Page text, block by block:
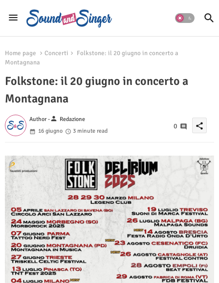
Home page Concerti
Folkstone: il 20 giugno in concerto a
Montagnana
Folkstone: il 20 giugno in concerto a
Montagnana
Author -person Redazione
16 giugno
3 minute read
0 share